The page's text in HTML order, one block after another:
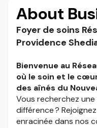
About
Foyer de soins
Providence
Bienvenue au
où le soin et le
des aînés du
Vous recherchez
différence ?
enracinée dans nos